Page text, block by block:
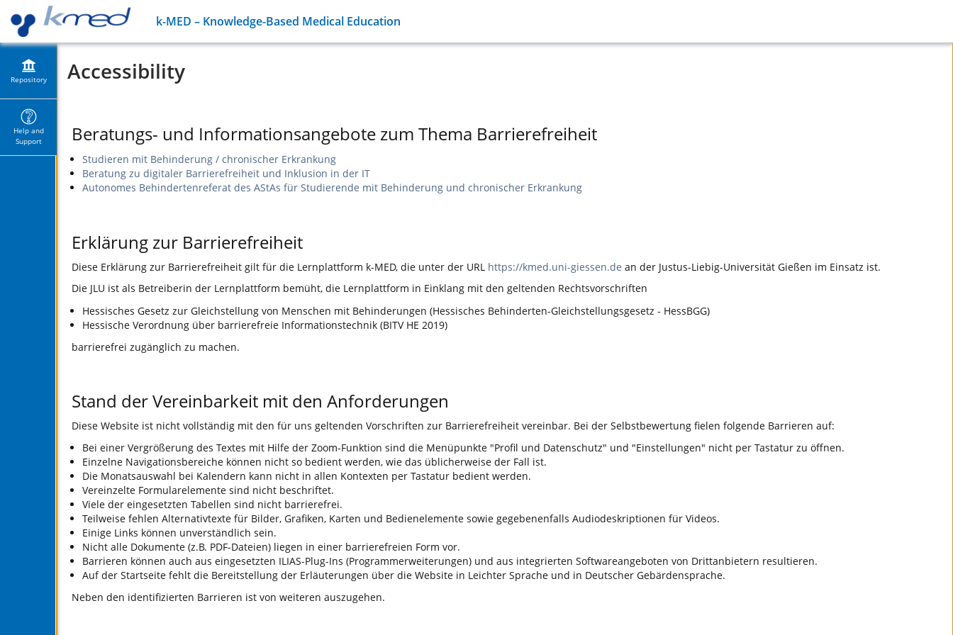
k-MED – Knowledge-Based Medical Education
Repository
Help and
Support
Accessibility
Beratungs- und Informationsangebote zum Thema Barrierefreiheit
Studieren mit Behinderung / chronischer Erkrankung
Beratung zu digitaler Barrierefreiheit und Inklusion in der IT
Autonomes Behindertenreferat des AStAs für Studierende mit Behinderung und chronischer Erkrankung
Erklärung zur Barrierefreiheit
Diese Erklärung zur Barrierefreiheit gilt für die Lernplattform k-MED, die unter der URL https://kmed.uni-giessen.de an der Justus-Liebig-Universität Gießen im Einsatz ist.
Die JLU ist als Betreiberin der Lernplattform bemüht, die Lernplattform in Einklang mit den geltenden Rechtsvorschriften
Hessisches Gesetz zur Gleichstellung von Menschen mit Behinderungen (Hessisches Behinderten-Gleichstellungsgesetz - HessBGG)
Hessische Verordnung über barrierefreie Informationstechnik (BITV HE 2019)
barrierefrei zugänglich zu machen.
Stand der Vereinbarkeit mit den Anforderungen
Diese Website ist nicht vollständig mit den für uns geltenden Vorschriften zur Barrierefreiheit vereinbar. Bei der Selbstbewertung fielen folgende Barrieren auf:
Bei einer Vergrößerung des Textes mit Hilfe der Zoom-Funktion sind die Menüpunkte "Profil und Datenschutz" und "Einstellungen" nicht per Tastatur zu öffnen.
Einzelne Navigationsbereiche können nicht so bedient werden, wie das üblicherweise der Fall ist.
Die Monatsauswahl bei Kalendern kann nicht in allen Kontexten per Tastatur bedient werden.
Vereinzelte Formularelemente sind nicht beschriftet.
Viele der eingesetzten Tabellen sind nicht barrierefrei.
Teilweise fehlen Alternativtexte für Bilder, Grafiken, Karten und Bedienelemente sowie gegebenenfalls Audiodeskriptionen für Videos.
Einige Links können unverständlich sein.
Nicht alle Dokumente (z.B. PDF-Dateien) liegen in einer barrierefreien Form vor.
Barrieren können auch aus eingesetzten ILIAS-Plug-Ins (Programmerweiterungen) und aus integrierten Softwareangeboten von Drittanbietern resultieren.
Auf der Startseite fehlt die Bereitstellung der Erläuterungen über die Website in Leichter Sprache und in Deutscher Gebärdensprache.
Neben den identifizierten Barrieren ist von weiteren auszugehen.